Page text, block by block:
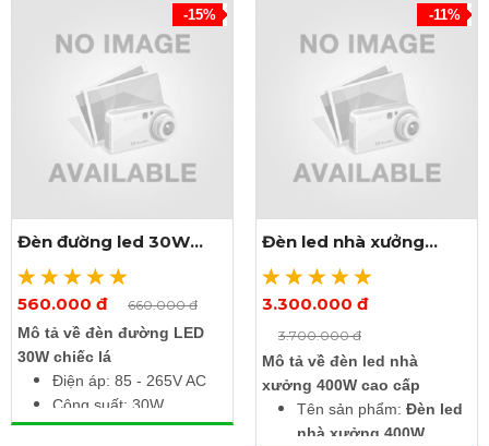
-15%
Xem thêm ảnh
Đèn đường led 30W
chiếc lá
560.000 đ
660.000 đ
Mô tả về đèn đường LED
30W chiếc lá
Điện áp: 85 - 265V AC
Công suất: 30W
Nhiệt độ màu: 6500K /
-11%
Xem thêm ảnh
Đèn led nhà xưởng
400W
3.300.000 đ
3.700.000 đ
Mô tả về đèn led nhà
xưởng 400W cao cấp
Tên sản phẩm: Đèn led
nhà xưởng 400W